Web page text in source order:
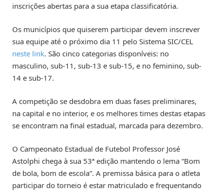
inscrições abertas para a sua etapa classificatória.
Os municípios que quiserem participar devem inscrever
sua equipe até o próximo dia 11 pelo Sistema SIC/CEL
neste link. São cinco categorias disponíveis: no
masculino, sub-11, sub-13 e sub-15, e no feminino, sub-
14 e sub-17.
A competição se desdobra em duas fases preliminares,
na capital e no interior, e os melhores times destas etapas
se encontram na final estadual, marcada para dezembro.
O Campeonato Estadual de Futebol Professor José
Astolphi chega à sua 53ª edição mantendo o lema “Bom
de bola, bom de escola”. A premissa básica para o atleta
participar do torneio é estar matriculado e frequentando